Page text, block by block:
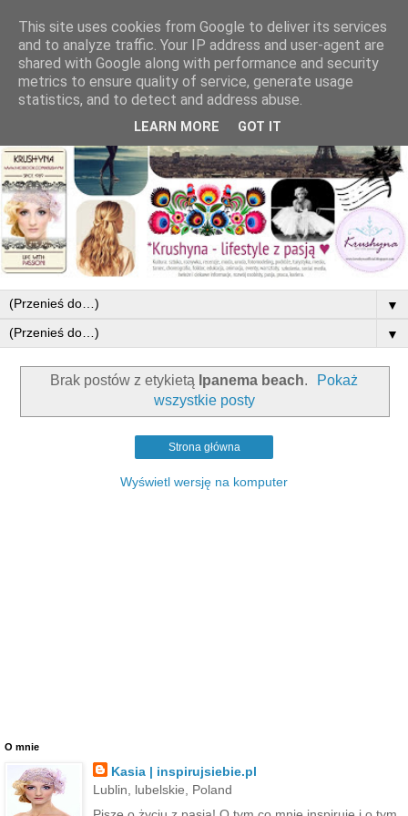
▼
▼
Brak postów z etykietą Ipanema beach.
Pokaż
wszystkie posty
Strona główna
Wyświetl wersję na komputer
O mnie
Kasia | inspirujsiebie.pl
Lublin, lubelskie, Poland
This site uses cookies from Google to deliver its services
and to analyze traffic. Your IP address and user-agent are
shared with Google along with performance and security
metrics to ensure quality of service, generate usage
statistics, and to detect and address abuse.
LEARN MORE GOT IT